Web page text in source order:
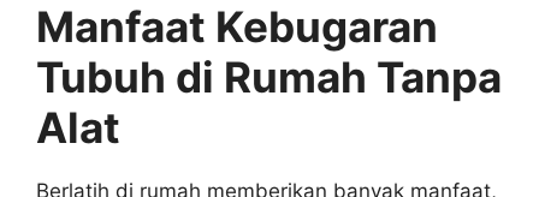
Manfaat Kebugaran
Tubuh di Rumah Tanpa
Alat
Berlatih di rumah memberikan banyak manfaat,